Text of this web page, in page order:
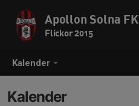
Kalender
Apollon Solna FK
Flickor 2015
Kalender